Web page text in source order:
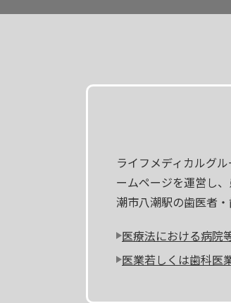
ライフメディカルグ
ームページを運営し
潮市八潮駅の歯医者・
医療法における病院
医業若しくは歯科医